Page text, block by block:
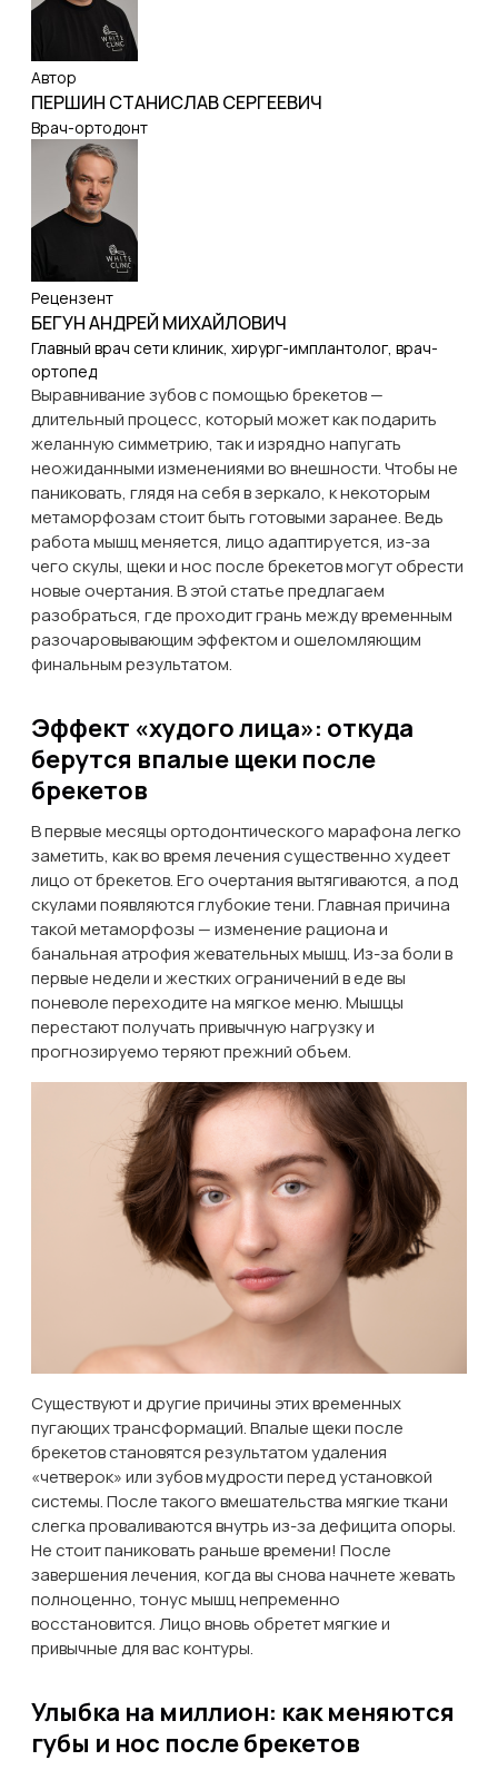
Автор
ПЕРШИН СТАНИСЛАВ СЕРГЕЕВИЧ
Врач-ортодонт
Рецензент
БЕГУН АНДРЕЙ МИХАЙЛОВИЧ
Главный врач сети клиник, хирург-имплантолог, врач-
ортопед
Выравнивание зубов с помощью брекетов —
длительный процесс, который может как подарить
желанную симметрию, так и изрядно напугать
неожиданными изменениями во внешности. Чтобы не
паниковать, глядя на себя в зеркало, к некоторым
метаморфозам стоит быть готовыми заранее. Ведь
работа мышц меняется, лицо адаптируется, из-за
чего скулы, щеки и нос после брекетов могут обрести
новые очертания. В этой статье предлагаем
разобраться, где проходит грань между временным
разочаровывающим эффектом и ошеломляющим
финальным результатом.
Эффект «худого лица»: откуда
берутся впалые щеки после
брекетов
В первые месяцы ортодонтического марафона легко
заметить, как во время лечения существенно худеет
лицо от брекетов. Его очертания вытягиваются, а под
скулами появляются глубокие тени. Главная причина
такой метаморфозы — изменение рациона и
банальная атрофия жевательных мышц. Из-за боли в
первые недели и жестких ограничений в еде вы
поневоле переходите на мягкое меню. Мышцы
перестают получать привычную нагрузку и
прогнозируемо теряют прежний объем.
Существуют и другие причины этих временных
пугающих трансформаций. Впалые щеки после
брекетов становятся результатом удаления
«четверок» или зубов мудрости перед установкой
системы. После такого вмешательства мягкие ткани
слегка проваливаются внутрь из-за дефицита опоры.
Не стоит паниковать раньше времени! После
завершения лечения, когда вы снова начнете жевать
полноценно, тонус мышц непременно
восстановится. Лицо вновь обретет мягкие и
привычные для вас контуры.
Улыбка на миллион: как меняются
губы и нос после брекетов